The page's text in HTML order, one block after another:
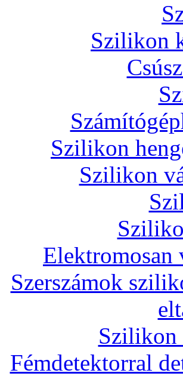
Szilikon
Szilikon
Szilikon
Elektromosan
Szerszámok
Szilikon
Fémdetektorral